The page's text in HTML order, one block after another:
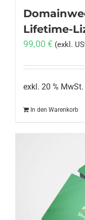
Lifetime-
99,00 € (exkl.
exkl. 20 % MwSt.
In den Warenkorb